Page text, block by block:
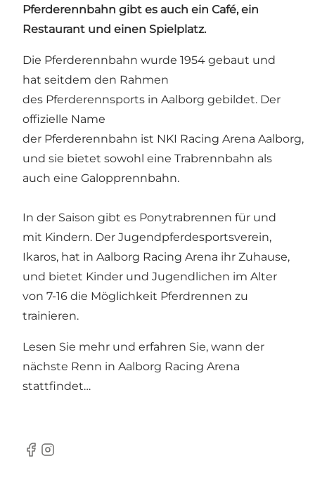
Pferderennbahn gibt es auch ein Café, ein
Restaurant und einen Spielplatz.
Die Pferderennbahn wurde 1954 gebaut und
hat seitdem den Rahmen
des Pferderennsports in Aalborg gebildet. Der
offizielle Name
der Pferderennbahn ist NKI Racing Arena Aalborg,
und sie bietet sowohl eine Trabrennbahn als
auch eine Galopprennbahn.
In der Saison gibt es Ponytrabrennen für und
mit Kindern. Der Jugendpferdesportsverein,
Ikaros, hat in Aalborg Racing Arena ihr Zuhause,
und bietet Kinder und Jugendlichen im Alter
von 7-16 die Möglichkeit Pferdrennen zu
trainieren.
Lesen Sie mehr und erfahren Sie, wann der
nächste Renn in Aalborg Racing Arena
stattfindet…
Facebook
Instagram